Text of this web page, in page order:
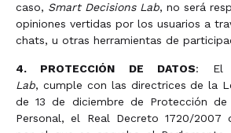
caso, Smart Decisions Lab, no será
opiniones vertidas por los usuarios a
chats, u otras herramientas de
4. PROTECCIÓN DE DATOS: El
Lab, cumple con las directrices de la
de 13 de diciembre de Protección
Personal, el Real Decreto 1720/2007